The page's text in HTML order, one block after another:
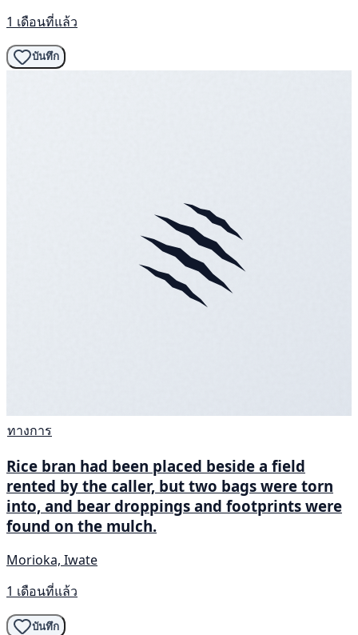
1 เดือนที่แล้ว
บันทึก
ทางการ
Rice bran had been placed beside a field
rented by the caller, but two bags were torn
into, and bear droppings and footprints were
found on the mulch.
Morioka, Iwate
1 เดือนที่แล้ว
บันทึก